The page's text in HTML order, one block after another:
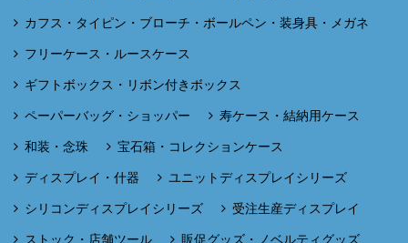
カフス・タイピン・ブローチ・ボールペン・装身具・メガネ
フリーケース・ルースケース
ギフトボックス・リボン付きボックス
ペーパーバッグ・ショッパー 寿ケース・結納用ケース
和装・念珠 宝石箱・コレクションケース
ディスプレイ・什器 ユニットディスプレイシリーズ
シリコンディスプレイシリーズ 受注生産ディスプレイ
ストック・店舗ツール 販促グッズ・ノベルティグッズ